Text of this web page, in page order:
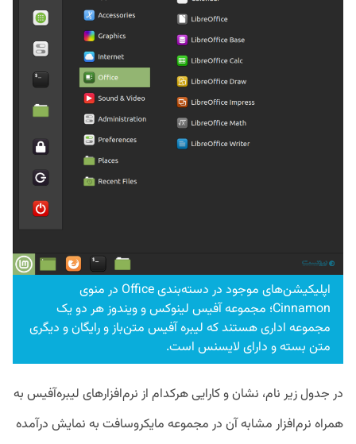
اپلیکیشن‌های موجود در دسته‌بندی Office در منوی
Cinnamon؛ مجموعه آفیس لینوکس و ویندوز هر دو یک
مجموعه اداری هستند که لیبره آفیس متن‌باز و رایگان و دیگری
متن بسته و دارای لایسنس است.
در جدول زیر نام‌، نشان و کارایی هرکدام از نرم‌افزار‌های لیبره‌آفیس به
همراه نرم‌افزار مشابه آن در مجموعه مایکروسافت به نمایش درآمده